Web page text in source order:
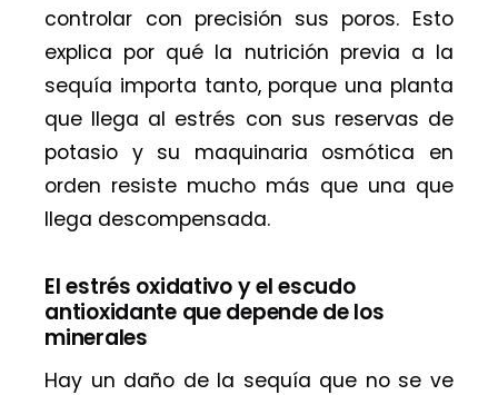
controlar con precisión sus poros. Esto
explica por qué la nutrición previa a la
sequía importa tanto, porque una planta
que llega al estrés con sus reservas de
potasio y su maquinaria osmótica en
orden resiste mucho más que una que
llega descompensada.
El estrés oxidativo y el escudo
antioxidante que depende de los
minerales
Hay un daño de la sequía que no se ve